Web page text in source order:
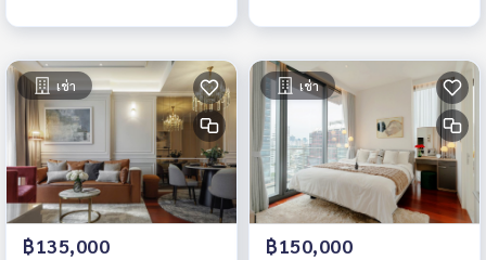
เช่า
฿135,000
เช่า
฿150,000